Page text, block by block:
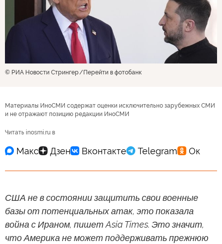
© РИА Новости Стрингер Перейти в фотобанк
Материалы ИноСМИ содержат оценки исключительно зарубежных СМИ
и не отражают позицию редакции ИноСМИ
Читать inosmi.ru в
США не в состоянии защитить свои военные
базы от потенциальных атак, это показала
война с Ираном, пишет Asia Times. Это значит,
что Америка не может поддерживать прежнюю